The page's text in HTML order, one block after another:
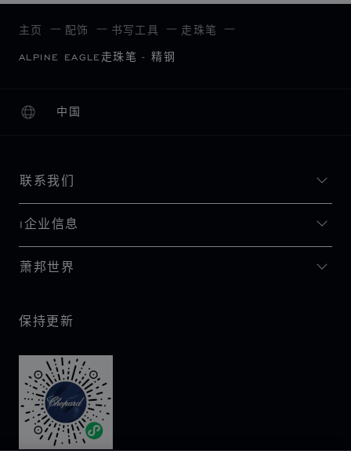
主页 配饰 书写工具 走珠笔
ALPINE EAGLE走珠笔 - 精钢
中国
本地化（更改国家/地区）
更改国家/地区
联系我们
I企业信息
萧邦世界
保持更新